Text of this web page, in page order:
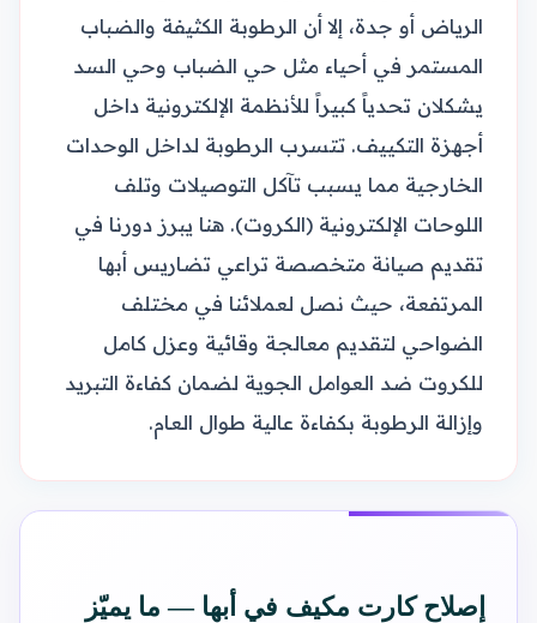
الرياض أو جدة، إلا أن الرطوبة الكثيفة والضباب
المستمر في أحياء مثل حي الضباب وحي السد
يشكلان تحدياً كبيراً للأنظمة الإلكترونية داخل
أجهزة التكييف. تتسرب الرطوبة لداخل الوحدات
الخارجية مما يسبب تآكل التوصيلات وتلف
اللوحات الإلكترونية (الكروت). هنا يبرز دورنا في
تقديم صيانة متخصصة تراعي تضاريس أبها
المرتفعة، حيث نصل لعملائنا في مختلف
الضواحي لتقديم معالجة وقائية وعزل كامل
للكروت ضد العوامل الجوية لضمان كفاءة التبريد
وإزالة الرطوبة بكفاءة عالية طوال العام.
إصلاح كارت مكيف في أبها — ما يميّز